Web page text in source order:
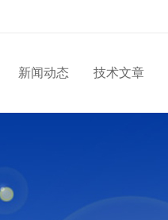
新闻动态 技术文章